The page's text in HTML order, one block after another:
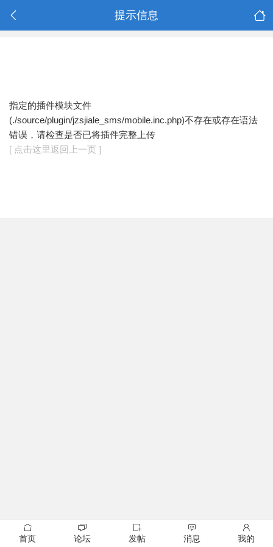
提示信息
指定的插件模块文件
(./source/plugin/jzsjiale_sms/mobile.inc.php)不存在或存在语法
错误，请检查是否已将插件完整上传
[ 点击这里返回上一页 ]
首页 论坛 发帖 消息 我的